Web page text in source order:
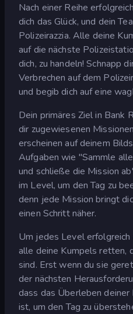
Nach einer Reihe
dich das Glück, und dein
Polizeirazzia. Alle deine
auf die nächste
dich, zu handeln! Schnapp
Verbrechen auf dem
und begib dich auf eine
Dein primäres Ziel in Bank
dir zugewiesenen
erscheinen auf deinem
Aufgaben wie "Sammle
und schließe die Mission
im Level, um den Tag zu
denn jede Mission bringt
einen Schritt näher.
Um jedes Level erfolgreich
alle deine Kumpels retten,
sind. Erst wenn du sie
der nächsten
dass das Überleben
ist, um den Tag zu